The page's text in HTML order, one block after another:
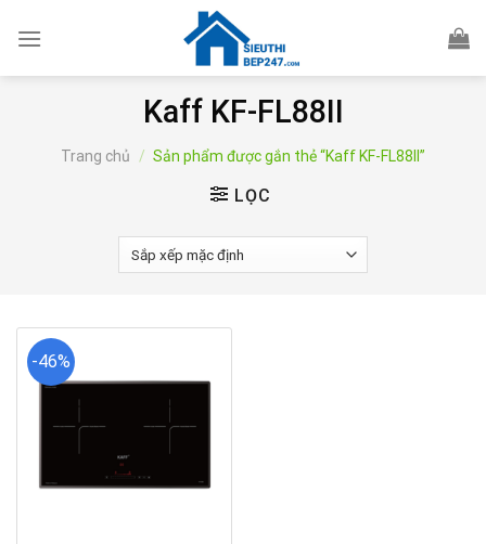
Kaff KF-FL88II
Trang chủ / Sản phẩm được gắn thẻ “Kaff KF-FL88II”
LỌC
-46%